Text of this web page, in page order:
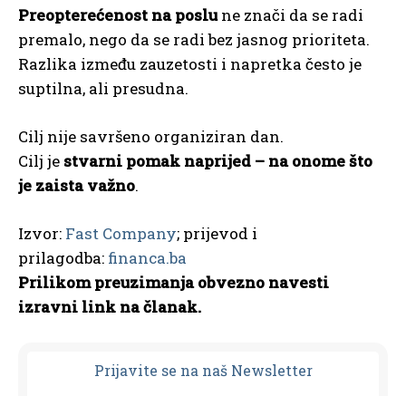
Preopterećenost na poslune znači da se radi
premalo, nego da se radi bez jasnog prioriteta.
Razlika između zauzetosti i napretka često je
suptilna, ali presudna.
Cilj nije savršeno organiziran dan.
Cilj je stvarni pomak naprijed – na onome što
je zaista važno.
Izvor: Fast Company; prijevod i
prilagodba: financa.ba
Prilikom preuzimanja obvezno navesti
izravni link na članak.
Prijavite se na naš Newsletter